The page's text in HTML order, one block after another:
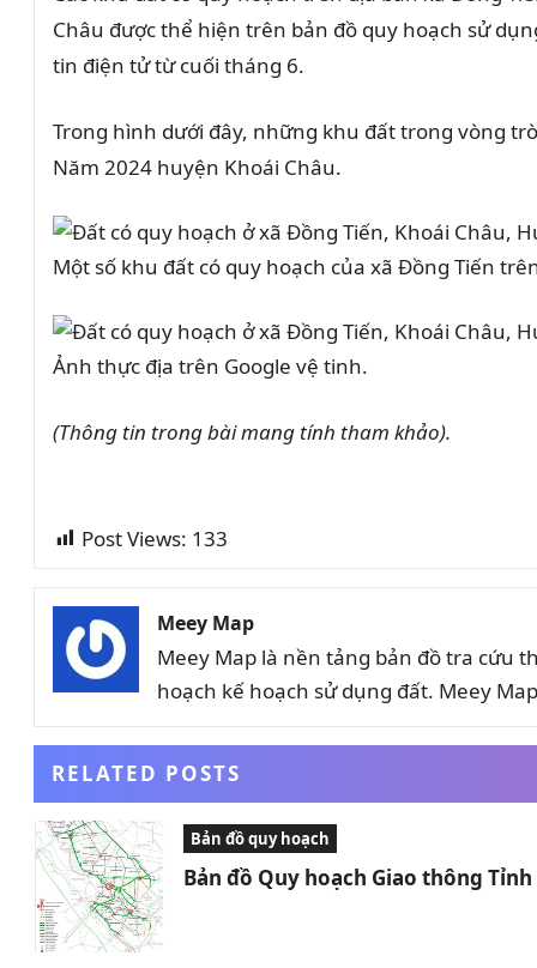
Châu được thể hiện trên bản đồ quy hoạch sử
tin điện tử từ cuối tháng 6.
Trong hình dưới đây, những khu đất trong vòng
Năm 2024 huyện Khoái Châu.
Một số khu đất có quy hoạch của xã Đồng Tiến
Ảnh thực địa trên Google vệ tinh.
(Thông tin trong bài mang tính tham khảo).
Post Views: 133
Meey Map
Meey Map là nền tảng bản đồ tra cứu
hoạch kế hoạch sử dụng đất. Meey
RELATED POSTS
Bản đồ quy hoạch
Bản đồ Quy hoạch Giao thông